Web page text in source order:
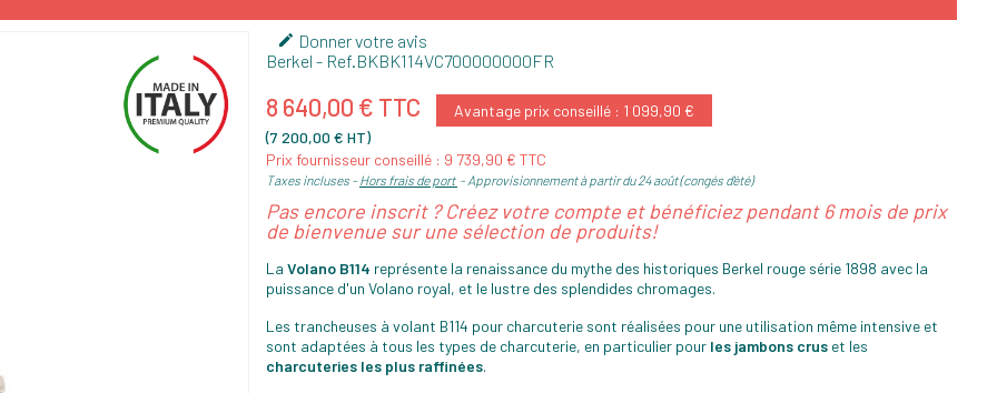
 Donner votre avis
Berkel - Ref.BKBK114VC700000000FR
8 640,00 € TTC
Avantage prix conseillé : 1 099,90 €
(7 200,00 € HT)
Prix fournisseur conseillé : 9 739,90 € TTC
Taxes incluses Hors frais de port Approvisionnement à partir du 24 août (congés d'été)
Pas encore inscrit ? Créez votre compte et bénéficiez pendant 6 mois de prix
de bienvenue sur une sélection de produits!
La Volano B114 représente la renaissance du mythe des historiques Berkel rouge série 1898 avec la
puissance d'un Volano royal, et le lustre des splendides chromages.
Les trancheuses à volant B114 pour charcuterie sont réalisées pour une utilisation même intensive et
sont adaptées à tous les types de charcuterie, en particulier pour les jambons crus et les
charcuteries les plus raffinées.